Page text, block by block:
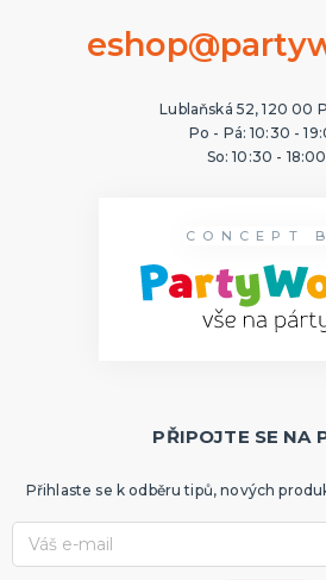
Lublaňská 52, 120 00
Po - Pá: 10:30 -
So: 10:30 - 18:00
CONCEPT
PŘIPOJTE SE NA
Přihlaste se k odběru tipů, nových